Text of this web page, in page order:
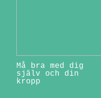
Må bra med dig
själv och din
kropp